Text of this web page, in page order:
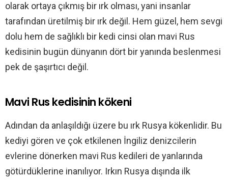
olarak ortaya çıkmış bir ırk olması, yani insanlar
tarafından üretilmiş bir ırk değil. Hem güzel, hem sevgi
dolu hem de sağlıklı bir kedi cinsi olan mavi Rus
kedisinin bugün dünyanın dört bir yanında beslenmesi
pek de şaşırtıcı değil.
Mavi Rus kedisinin kökeni
Adından da anlaşıldığı üzere bu ırk Rusya kökenlidir. Bu
kediyi gören ve çok etkilenen İngiliz denizcilerin
evlerine dönerken mavi Rus kedileri de yanlarında
götürdüklerine inanılıyor. Irkın Rusya dışında ilk